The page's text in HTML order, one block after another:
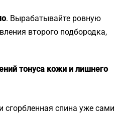
. Вырабатывайте ровную
второго подбородка,
тонуса кожи и лишнего
сгорбленная спина уже сами